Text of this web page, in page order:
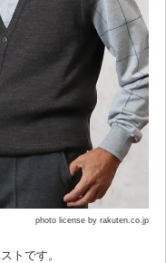
photo license by rakuten.co.jp
トです。